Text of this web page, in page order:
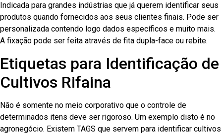
Indicada para grandes indústrias que já querem identificar seus
produtos quando fornecidos aos seus clientes finais. Pode ser
personalizada contendo logo dados específicos e muito mais.
A fixação pode ser feita através de fita dupla-face ou rebite.
Etiquetas para Identificação de
Cultivos Rifaina
Não é somente no meio corporativo que o controle de
determinados itens deve ser rigoroso. Um exemplo disto é no
agronegócio. Existem TAGS que servem para identificar cultivos